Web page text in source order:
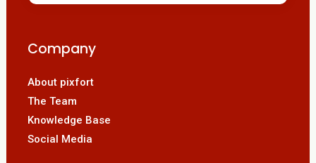
Company
About pixfort
The Team
Knowledge Base
Social Media